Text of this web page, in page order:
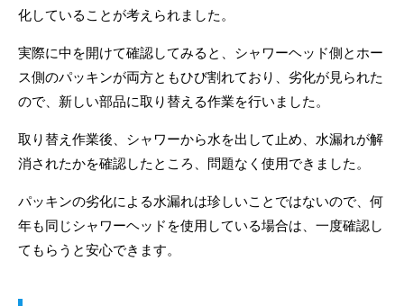
化していることが考えられました。
実際に中を開けて確認してみると、シャワーヘッド側とホー
ス側のパッキンが両方ともひび割れており、劣化が見られた
ので、新しい部品に取り替える作業を行いました。
取り替え作業後、シャワーから水を出して止め、水漏れが解
消されたかを確認したところ、問題なく使用できました。
パッキンの劣化による水漏れは珍しいことではないので、何
年も同じシャワーヘッドを使用している場合は、一度確認し
てもらうと安心できます。